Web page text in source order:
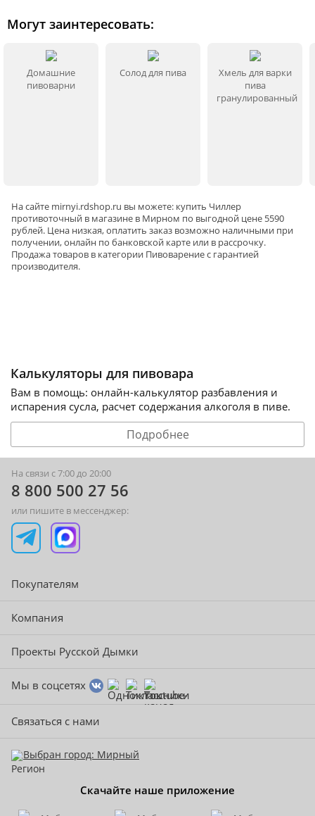
Могут заинтересовать:
Домашние
пивоварни
Солод для пива
Хмель для варки
пива
гранулированный
На сайте mirnyi.rdshop.ru вы можете: купить Чиллер
противоточный в магазине в Мирном по выгодной цене 5590
рублей. Цена низкая, оплатить заказ возможно наличными при
получении, онлайн по банковской карте или в рассрочку.
Продажа товаров в категории Пивоварениес гарантией
производителя.
Калькуляторы для пивовара
Вам в помощь: онлайн-калькулятор разбавления и
испарения сусла, расчет содержания алкоголя в пиве.
Подробнее
На связи с 7:00 до 20:00
8 800 500 27 56
или пишите в мессенджер:
Покупателям
Компания
Проекты Русской Дымки
Мы в соцсетях
Связаться с нами
Выбран город: Мирный
Скачайте наше приложение